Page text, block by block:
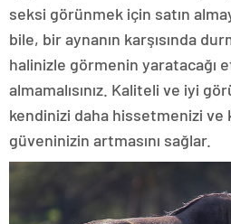
seksi görünmek için satın
bile, bir aynanın karşısında
halinizle görmenin yaratacağı
almamalısınız. Kaliteli ve iyi
kendinizi daha hissetmenizi ve
güveninizin artmasını sağlar.